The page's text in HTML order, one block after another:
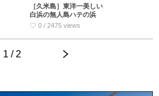
［久米島］東洋一美しい
白浜の無人島ハテの浜
♡ 0 / 2475 views
1 / 2